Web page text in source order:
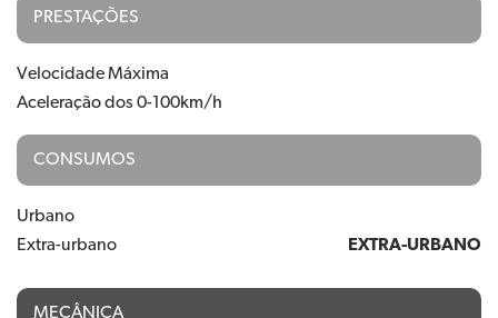
PRESTAÇÕES
Velocidade Máxima
Aceleração dos 0-100km/h
CONSUMOS
Urbano
Extra-urbano
EXTRA-URBANO
MECÂNICA